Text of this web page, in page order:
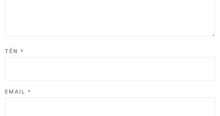
TÊN *
EMAIL *